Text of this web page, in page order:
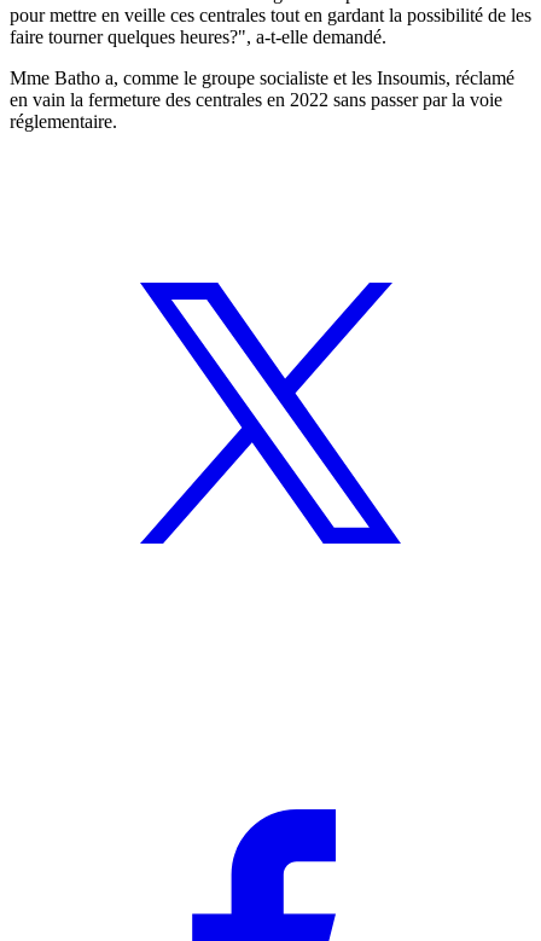
pour mettre en veille ces centrales tout en gardant la possibilité de les
faire tourner quelques heures?", a-t-elle demandé.
Mme Batho a, comme le groupe socialiste et les Insoumis, réclamé
en vain la fermeture des centrales en 2022 sans passer par la voie
réglementaire.